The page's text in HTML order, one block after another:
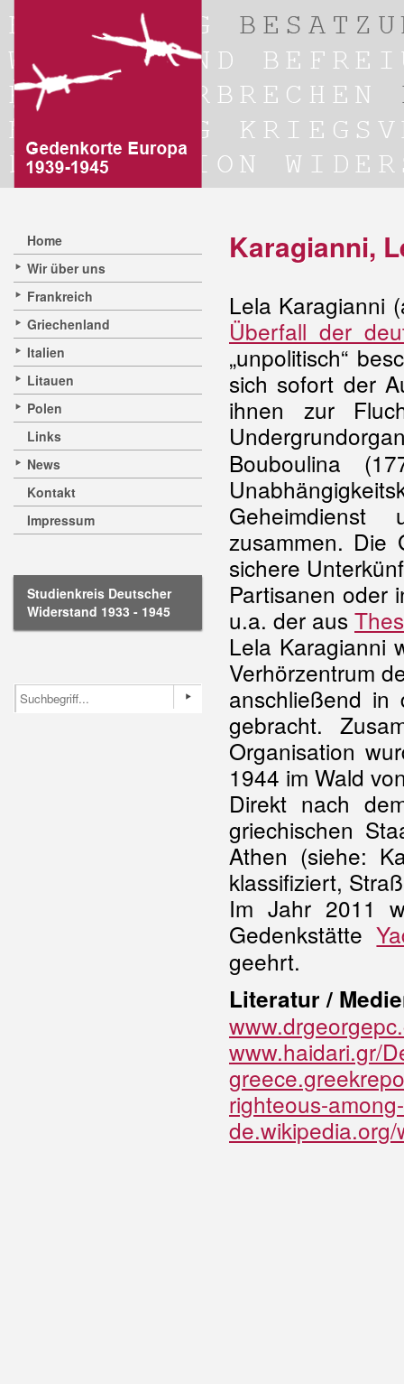
Home
Wir über uns
Frankreich
Griechenland
Italien
Litauen
Polen
Links
News
Kontakt
Impressum
Studienkreis Deutscher
Widerstand 1933 - 1945
Karagianni,
Lela Karagianni
Überfall der
„unpolitisch“
sich sofort der
ihnen zur
Bouboulina
zusammen. Die
sichere
Partisanen oder
u.a. der aus
Lela Karagianni
Verhörzentrum
anschließend
gebracht.
Organisation
1944 im Wald
Direkt nach
griechischen
Athen (siehe:
klassifiziert,
Im Jahr 2011
Gedenkstätte
geehrt.
Literatur /
www.haidari.gr/
righteous-